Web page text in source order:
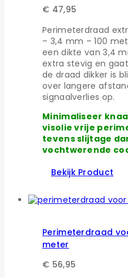
€ 47,95
Perimeterdraad
– 3,4 mm – 100
een dikte van 3,4
extra stevig en
de draad dikker is
over langere
signaalverlies op.
Minimaliseer
visolie vrije
tevens slijtage
vochtwerende
Bekijk Product
Perimeterdraad
meter
€ 56,95